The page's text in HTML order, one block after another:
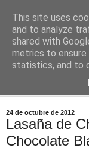
Comoju
La Cocina del Día
24 de octubre de 2012
Lasaña de
Chocolate
This site uses
and to analyze
shared with
metrics to ensure
statistics, and to